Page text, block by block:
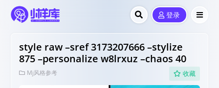
登录
style raw –sref 3173207666 –stylize
875 –personalize w8lrxuz –chaos 40
Mj风格参考 收藏